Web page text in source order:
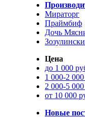
Мираторг
Праймбиф
Дочь
Цена
до 1 000
1 000-2
2 000-5
от 10 000
Новые